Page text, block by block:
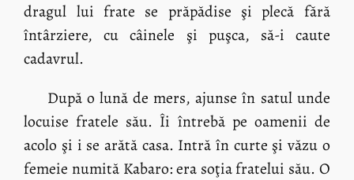
dragul lui frate se prăpădise şi plecă fără
întârziere, cu câinele şi puşca, să-i caute
cadavrul.
După o lună de mers, ajunse în satul unde
locuise fratele său. Îi întrebă pe oamenii de
acolo şi i se arătă casa. Intră în curte şi văzu o
femeie numită Kabaro: era soţia fratelui său. O